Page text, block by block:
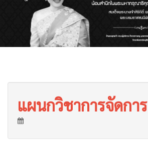
แผนกวิชาการจัดการ